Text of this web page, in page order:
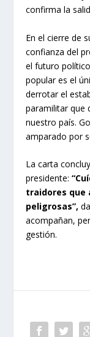
confirma la
En el cierre de
confianza del
el futuro
popular es el
derrotar el
paramilitar que
nuestro país.
amparado por
La carta
presidente:
traidores que
peligrosas”,
acompañan,
gestión.